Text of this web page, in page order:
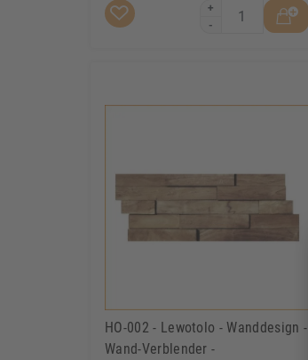
+
-
HO-002 - Lewotolo - Wanddesign -
Wand-Verblender -